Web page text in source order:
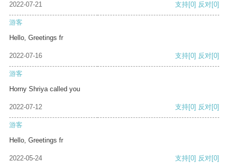
2022-07-21 支持[0] 反对[0]
游客
Hello, Greetings fr
2022-07-16 支持[0] 反对[0]
游客
Horny Shriya called you
2022-07-12 支持[0] 反对[0]
游客
Hello, Greetings fr
2022-05-24 支持[0] 反对[0]